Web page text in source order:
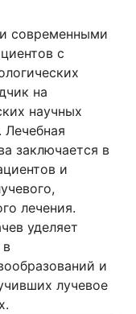
современными
с
на
научных
заключается в
и
лечения.
уделяет
в
и
лучевое